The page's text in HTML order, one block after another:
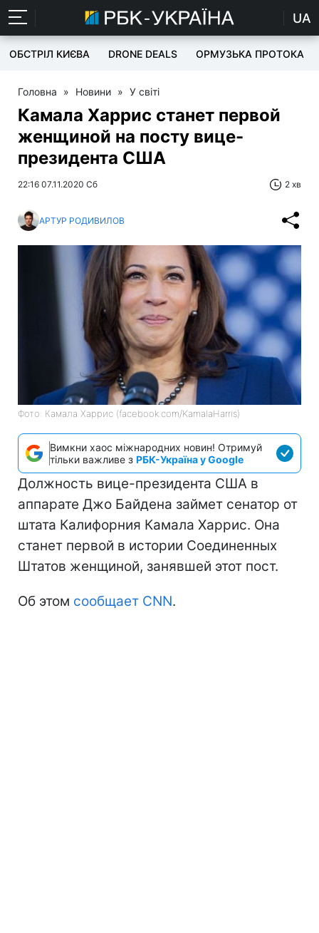
UA
ОБСТРІЛ КИЄВА DRONE DEALS ОРМУЗЬКА ПРОТОКА
Головна » Новини » У світі
Камала Харрис станет первой
женщиной на посту вице-
президента США
22:16 07.11.2020 Сб 2 хв
АРТУР РОДИВИЛОВ
Фото: Камала Харрис (facebook.com/KamalaHarris)
Вимкни хаос міжнародних новин! Отримуй
тільки важливе з РБК-Україна у Google
Должность вице-президента США в
аппарате Джо Байдена займет сенатор от
штата Калифорния Камала Харрис. Она
станет первой в истории Соединенных
Штатов женщиной, занявшей этот пост.
Об этом сообщает CNN.